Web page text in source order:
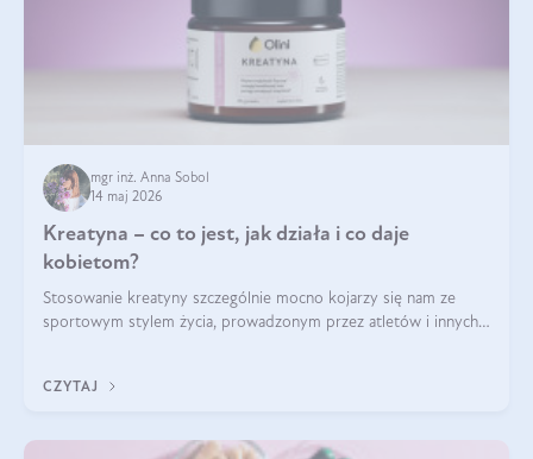
mgr inż. Anna Sobol
14 maj 2026
Kreatyna – co to jest, jak działa i co daje
kobietom?
Stosowanie kreatyny szczególnie mocno kojarzy się nam ze
sportowym stylem życia, prowadzonym przez atletów i innych
zwiększa masę
CZYTAJ